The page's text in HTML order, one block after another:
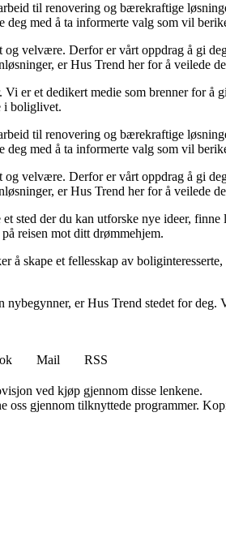
til renovering og bærekraftige
med å ta informerte valg som vil
velvære. Derfor er vårt oppdrag å gi
er Hus Trend her for å veilede
et dedikert medie som brenner for å
i boliglivet.
til renovering og bærekraftige
med å ta informerte valg som vil
velvære. Derfor er vårt oppdrag å gi
er Hus Trend her for å veilede
sted der du kan utforske nye ideer,
reisen mot ditt drømmehjem.
skape et fellesskap av
er Hus Trend stedet for
Mail
RSS
ved kjøp gjennom disse lenkene.
gjennom tilknyttede programmer.